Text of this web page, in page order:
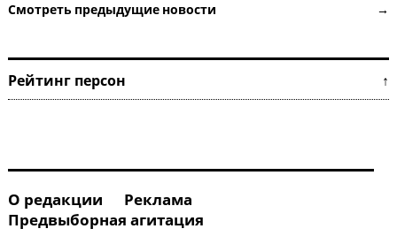
Смотреть предыдущие новости →
Рейтинг персон ↑
О редакции
Реклама
Предвыборная агитация